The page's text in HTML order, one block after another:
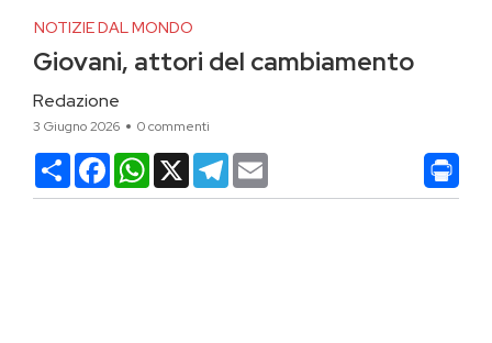
NOTIZIE DAL MONDO
Giovani, attori del cambiamento
Redazione
3 Giugno 2026 0 commenti
CondividiFacebookWhatsApp
X Telegram